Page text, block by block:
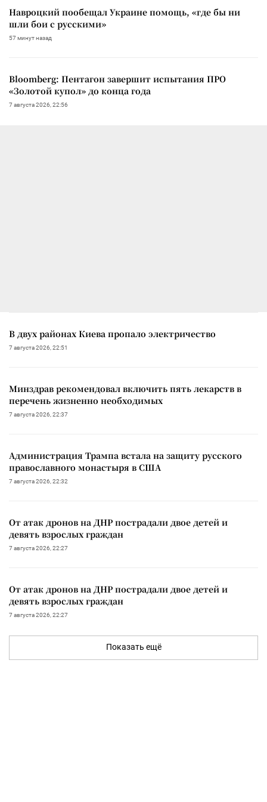
Навроцкий пообещал Украине помощь, «где бы ни
шли бои с русскими»
57 минут назад
Bloomberg: Пентагон завершит испытания ПРО
«Золотой купол» до конца года
7 августа 2026, 22:56
В двух районах Киева пропало электричество
7 августа 2026, 22:51
Минздрав рекомендовал включить пять лекарств в
перечень жизненно необходимых
7 августа 2026, 22:37
Администрация Трампа встала на защиту русского
православного монастыря в США
7 августа 2026, 22:32
От атак дронов на ДНР пострадали двое детей и
девять взрослых граждан
7 августа 2026, 22:27
От атак дронов на ДНР пострадали двое детей и
девять взрослых граждан
7 августа 2026, 22:27
Показать ещё